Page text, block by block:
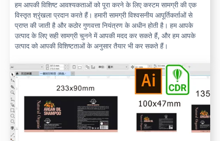
हम आपकी विशिष्ट आवश्यकताओं को पूरा करने के लिए कस्टम सामग्री की एक
विस्तृत श्रृंखला प्रदान करते हैं। हमारी सामग्री विश्वसनीय आपूर्तिकर्ताओं से
प्राप्त की जाती है और कठोर गुणवत्ता नियंत्रण के अधीन होती है। हम आपके
उत्पाद के लिए सही सामग्री चुनने में आपकी मदद कर सकते हैं, और हम आपके
उत्पाद को आपकी विशिष्टताओं के अनुसार तैयार भी कर सकते हैं।